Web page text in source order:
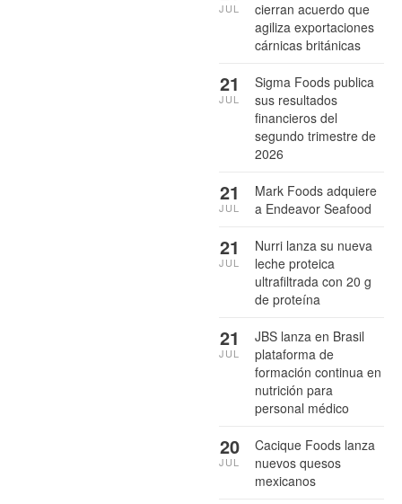
cierran acuerdo que
agiliza exportaciones
cárnicas británicas
JUL
Sigma Foods publica
sus resultados
financieros del
segundo trimestre de
2026
21
JUL
Mark Foods adquiere
a Endeavor Seafood
21
JUL
Nurri lanza su nueva
leche proteica
ultrafiltrada con 20 g
de proteína
21
JUL
JBS lanza en Brasil
plataforma de
formación continua en
nutrición para
personal médico
21
JUL
Cacique Foods lanza
nuevos quesos
mexicanos
20
JUL